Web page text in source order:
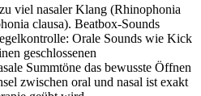
viel nasaler Klang (Rhinophonia
clausa). Beatbox-Sounds
Orale Sounds wie Kick
geschlossenen
Summtöne das bewusste Öffnen
zwischen oral und nasal ist exakt